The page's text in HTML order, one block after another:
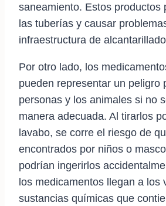
saneamiento. Estos productos
las tuberías y causar
infraestructura de
Por otro lado, los
pueden representar un peligro
personas y los animales si no
manera adecuada. Al tirarlos
lavabo, se corre el riesgo de
encontrados por niños o
podrían ingerirlos
los medicamentos llegan a los
sustancias químicas que